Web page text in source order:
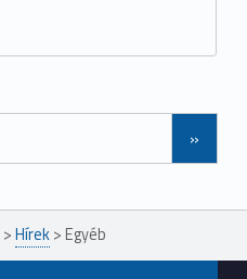
»
>Hírek> Egyéb